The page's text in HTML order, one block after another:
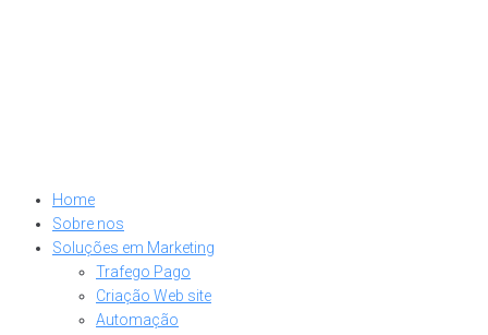
Home
Sobre nos
Soluções em Marketing
Trafego Pago
Criação Web site
Automação